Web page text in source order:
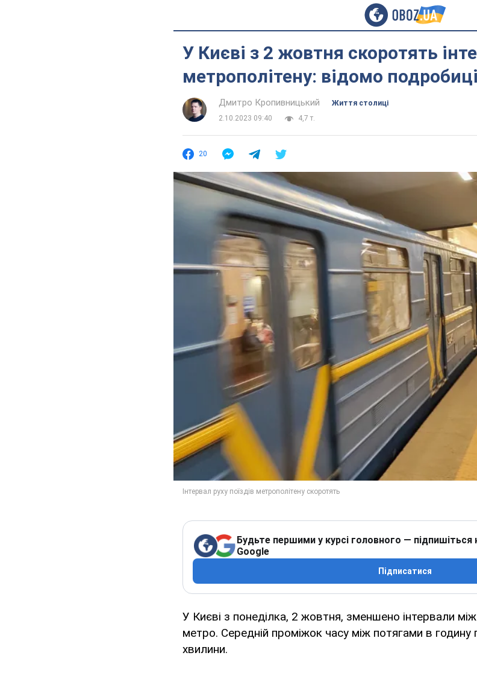
У Києві з 2 жовтня скоротять
метрополітену: відомо подробиці
Дмитро Кропивницький
Життя столиці
2.10.2023 09:40
4,7 т.
20
Будьте першими у курсі головного — підпишіться
Google
Підписатися
У Києві з понеділка, 2 жовтня, зменшено інтервали
метро. Середній проміжок часу між потягами в
хвилини.